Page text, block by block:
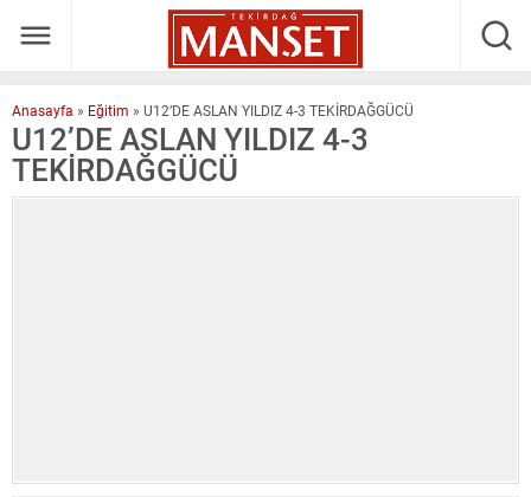
Anasayfa » Eğitim » U12’DE ASLAN YILDIZ 4-3 TEKİRDAĞGÜCÜ
U12’DE ASLAN YILDIZ 4-3
TEKİRDAĞGÜCÜ